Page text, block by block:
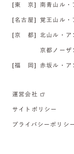
[東 京] 南青山ル・
[名古屋] 覚王山ル・
[京 都] 北山ル・ア
京都ノーザ
[福 岡] 赤坂ル・ア
運営会社
サイトポリシー
プライバシーポリシ